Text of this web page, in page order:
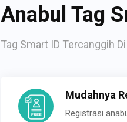
Anabul Tag
Tag Smart ID Tercanggih
Mudahnya
Registrasi